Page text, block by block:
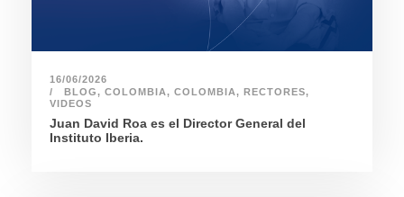
16/06/2026
BLOG, COLOMBIA, COLOMBIA, RECTORES,
VIDEOS
Juan David Roa es el Director General del
Instituto Iberia.